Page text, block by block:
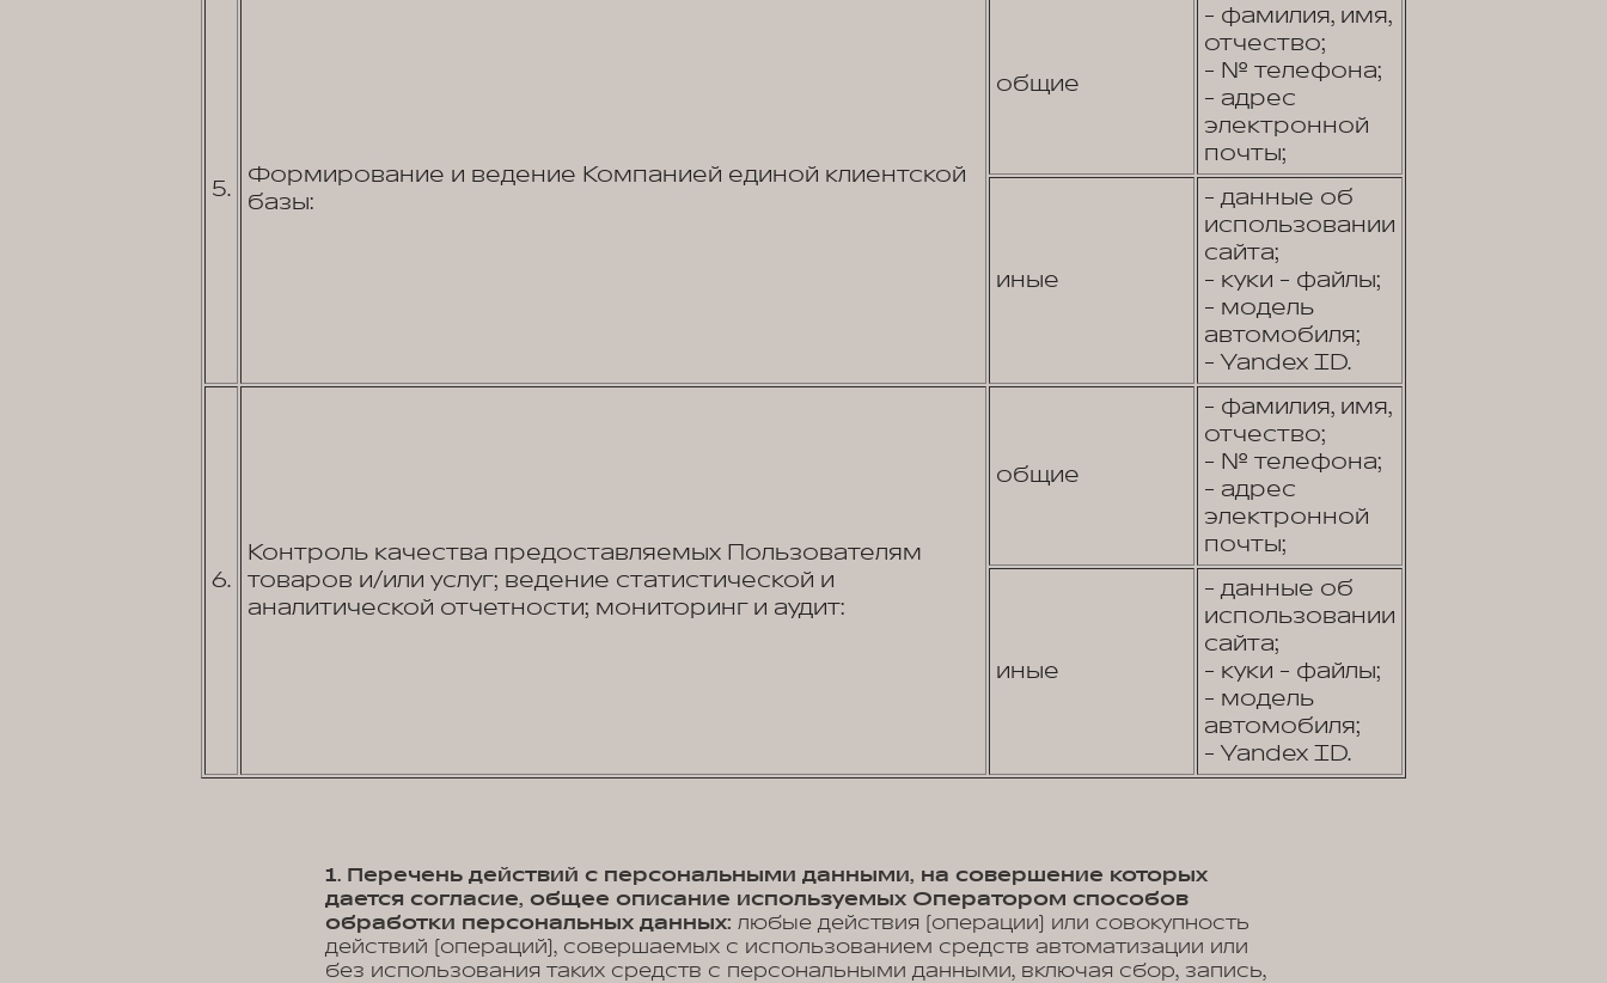
5.
Формирование и ведение Компанией единой клиентской
базы:
общие
- фамилия, имя,
отчество;
- № телефона;
- адрес
электронной
почты;
иные
- данные об
использовании
сайта;
- куки - файлы;
- модель
автомобиля;
- Yandex ID.
6.
Контроль качества предоставляемых Пользователям
товаров и/или услуг; ведение статистической и
аналитической отчетности; мониторинг и аудит:
общие
- фамилия, имя,
отчество;
- № телефона;
- адрес
электронной
почты;
иные
- данные об
использовании
сайта;
- куки - файлы;
- модель
автомобиля;
- Yandex ID.
1. Перечень действий с персональными данными, на совершение которых
дается согласие, общее описание используемых Оператором способов
обработки персональных данных: любые действия (операции) или совокупность
действий (операций), совершаемых с использованием средств автоматизации или
без использования таких средств с персональными данными, включая сбор, запись,